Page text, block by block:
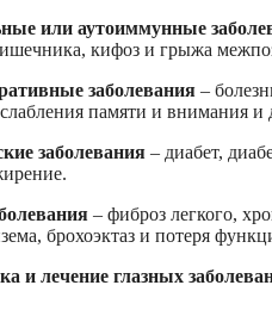
или аутоиммунные
кифоз и грыжа
заболевания –
памяти и внимания
заболевания – диабет,
– фиброз легкого,
брохоэктаз и потеря
и лечение глазных